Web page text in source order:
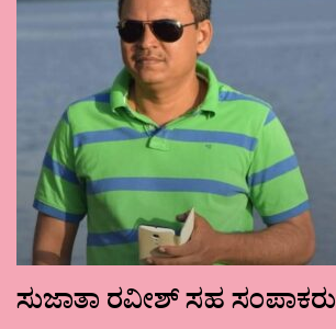
ಸುಜಾತಾ ರವೀಶ್ ಸಹ ಸಂಪಾಕರು